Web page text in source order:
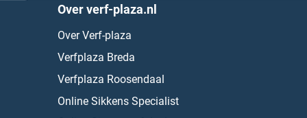
Over verf-plaza.nl
Over Verf-plaza
Verfplaza Breda
Verfplaza Roosendaal
Online Sikkens Specialist